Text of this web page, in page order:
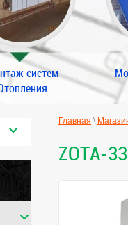
систем
Главная \
ZOTA-